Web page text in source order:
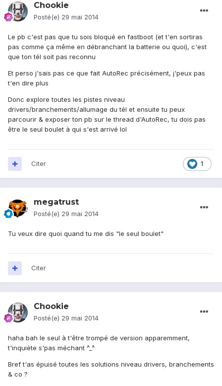
Chookie
Posté(e) 29 mai 2014
Le pb c'est pas que tu sois bloqué en fastboot (et t'en sortiras
pas comme ça même en débranchant la batterie ou quoi), c'est
que ton tél soit pas reconnu
Et perso j'sais pas ce que fait AutoRec précisément, j'peux pas
t'en dire plus
Donc explore toutes les pistes niveau
drivers/branchements/allumage du tél et ensuite tu peux
parcourir & exposer ton pb sur le thread d'AutoRec, tu dois pas
être le seul boulet à qui s'est arrivé lol
1
Citer
megatrust
Posté(e) 29 mai 2014
Tu veux dire quoi quand tu me dis "le seul boulet"
Citer
Chookie
Posté(e) 29 mai 2014
haha bah le seul à t'être trompé de version apparemment,
t'inquiète s'pas méchant ^_^
Bref t'as épuisé toutes les solutions niveau drivers, branchements
& co ?